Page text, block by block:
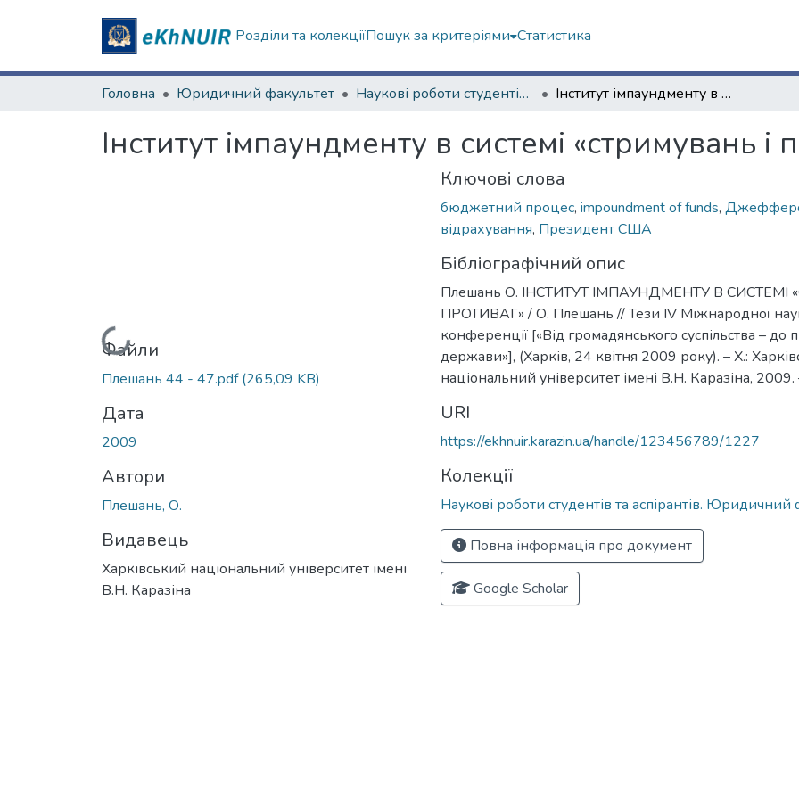
Розділи та колекціїПошук за критеріями Статистика
Головна Юридичний факультет Наукові роботи студентів та аспірантів. Юридичний факультет Інститут імпаундменту в системі «стримувань і противаг»
Інститут імпаундменту в системі «стримувань і
Вантажиться...
Файли
Плешань 44 - 47.pdf(265,09 KB)
Дата
2009
Автори
Плешань, О.
Видавець
Харківський національний університет імені
В.Н. Каразіна
Ключові слова
бюджетний процес, impoundment of funds,
відрахування, Президент США
Бібліографічний опис
Плешань О. ІНСТИТУТ ІМПАУНДМЕНТУ В СИСТЕМІ
ПРОТИВАГ» / О. Плешань // Тези ІV Міжнародної
конференції [«Від громадянського суспільства – до
держави»], (Харків, 24 квітня 2009 року). – Х.:
національний університет імені В.Н. Каразіна,
URI
https://ekhnuir.karazin.ua/handle/123456789/1227
Колекції
Наукові роботи студентів та аспірантів. Юридичний
Повна інформація про документ
Google Scholar